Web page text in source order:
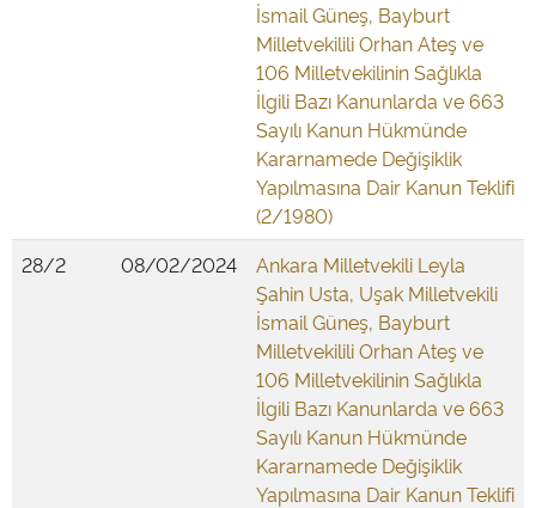
İsmail Güneş, Bayburt
Milletvekilili Orhan Ateş ve
106 Milletvekilinin Sağlıkla
İlgili Bazı Kanunlarda ve 663
Sayılı Kanun Hükmünde
Kararnamede Değişiklik
Yapılmasına Dair Kanun Teklifi
(2/1980)
28/2
08/02/2024
Ankara Milletvekili Leyla
Şahin Usta, Uşak Milletvekili
İsmail Güneş, Bayburt
Milletvekilili Orhan Ateş ve
106 Milletvekilinin Sağlıkla
İlgili Bazı Kanunlarda ve 663
Sayılı Kanun Hükmünde
Kararnamede Değişiklik
Yapılmasına Dair Kanun Teklifi